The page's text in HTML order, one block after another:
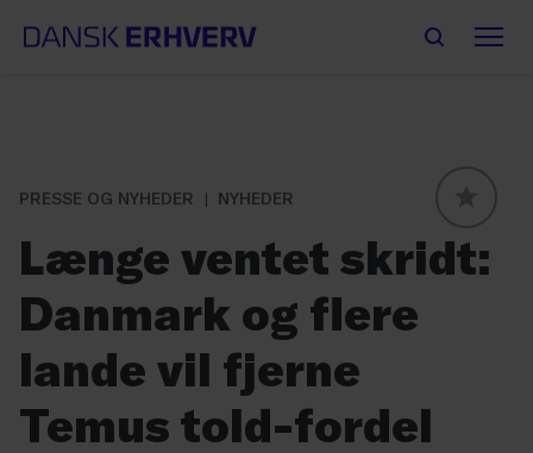
PRESSE OG NYHEDER
NYHEDER
Længe ventet skridt:
Danmark og flere
lande vil fjerne
Temus told-fordel